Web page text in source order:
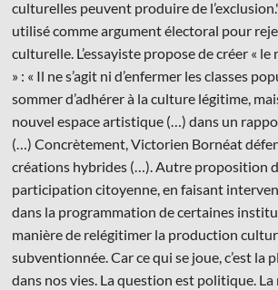
culturelles peuvent produire de
utilisé comme argument électoral pour
culturelle. L’essayiste propose de créer «
» : « Il ne s’agit ni d’enfermer les classes
sommer d’adhérer à la culture légitime,
nouvel espace artistique (…) dans un
(…) Concrètement, Victorien Bornéat
créations hybrides (…). Autre proposition
participation citoyenne, en faisant
dans la programmation de certaines
manière de relégitimer la production
subventionnée. Car ce qui se joue, c’est la
dans nos vies. La question est politique. La